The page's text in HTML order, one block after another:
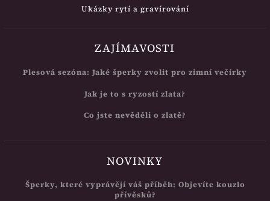
Ukázky rytí a gravírování
ZAJÍMAVOSTI
Plesová sezóna: Jaké šperky zvolit pro zimní večírky
Jak je to s ryzostí zlata?
Co jste nevěděli o zlatě?
NOVINKY
Šperky, které vyprávějí váš příběh: Objevíte kouzlo
přívěsků?